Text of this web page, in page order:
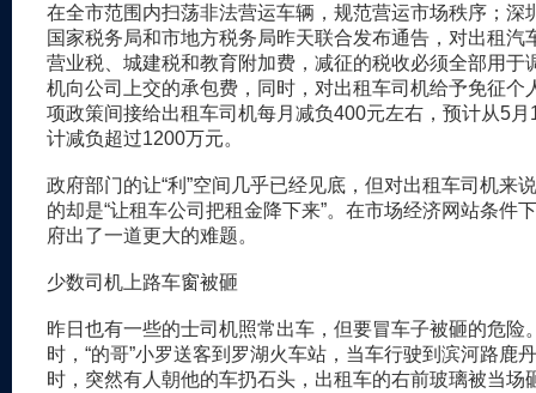
在全市范围内扫荡非法营运车辆，规范营运市场秩序；深
国家税务局和市地方税务局昨天联合发布通告，对出租汽
营业税、城建税和教育附加费，减征的税收必须全部用于
机向公司上交的承包费，同时，对出租车司机给予免征个
项政策间接给出租车司机每月减负400元左右，预计从5
计减负超过1200万元。
政府部门的让“利”空间几乎已经见底，但对出租车司机来
的却是“让租车公司把租金降下来”。在市场经济网站条件
府出了一道更大的难题。
少数司机上路车窗被砸
昨日也有一些的士司机照常出车，但要冒车子被砸的危险
时，“的哥”小罗送客到罗湖火车站，当车行驶到滨河路鹿
时，突然有人朝他的车扔石头，出租车的右前玻璃被当场